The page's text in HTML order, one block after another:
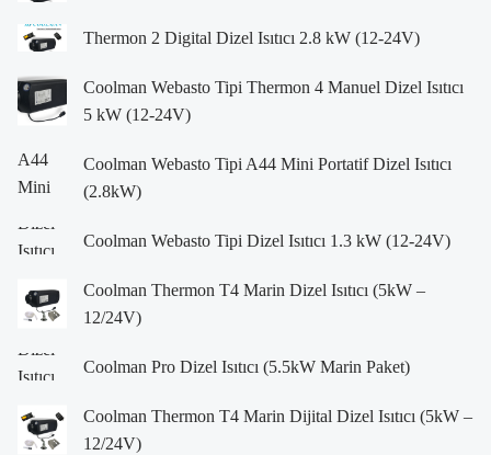
Thermon 2 Digital Dizel Isıtıcı 2.8 kW (12-24V)
Coolman Webasto Tipi Thermon 4 Manuel Dizel Isıtıcı
5 kW (12-24V)
Coolman Webasto Tipi A44 Mini Portatif Dizel Isıtıcı
(2.8kW)
Coolman Webasto Tipi Dizel Isıtıcı 1.3 kW (12-24V)
Coolman Thermon T4 Marin Dizel Isıtıcı (5kW –
12/24V)
Coolman Pro Dizel Isıtıcı (5.5kW Marin Paket)
Coolman Thermon T4 Marin Dijital Dizel Isıtıcı (5kW –
12/24V)